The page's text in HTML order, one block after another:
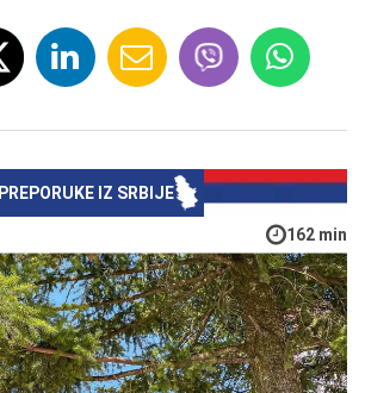
PREPORUKE IZ SRBIJE
162 min